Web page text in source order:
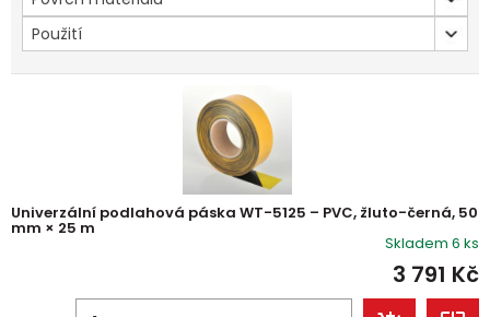
Použití
Univerzální podlahová páska WT-5125 – PVC, žluto-černá, 50
mm × 25 m
Skladem 6 ks
3 791 Kč